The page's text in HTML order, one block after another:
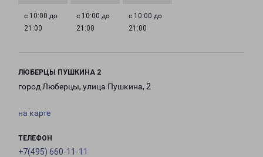
с 10:00 до
21:00
с 10:00 до
21:00
с 10:00 до
21:00
ЛЮБЕРЦЫ ПУШКИНА 2
город Люберцы, улица Пушкина, 2
на карте
ТЕЛЕФОН
+7(495) 660-11-11